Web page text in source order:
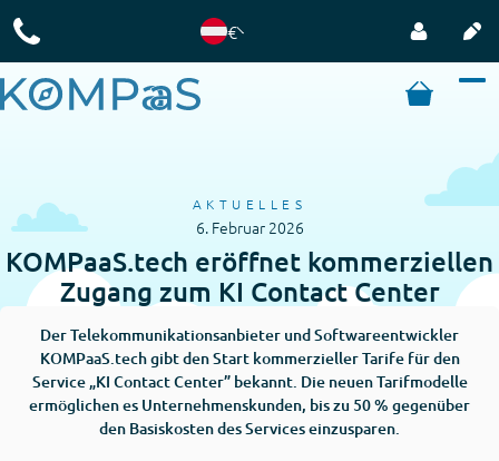
€
AKTUELLES
6. Februar 2026
KOMPaaS.tech eröffnet kommerziellen
Zugang zum KI Contact Center
Der Telekommunikationsanbieter und Softwareentwickler
KOMPaaS.tech gibt den Start kommerzieller Tarife für den
Service „KI Contact Center” bekannt. Die neuen Tarifmodelle
ermöglichen es Unternehmenskunden, bis zu 50 % gegenüber
den Basiskosten des Services einzusparen.